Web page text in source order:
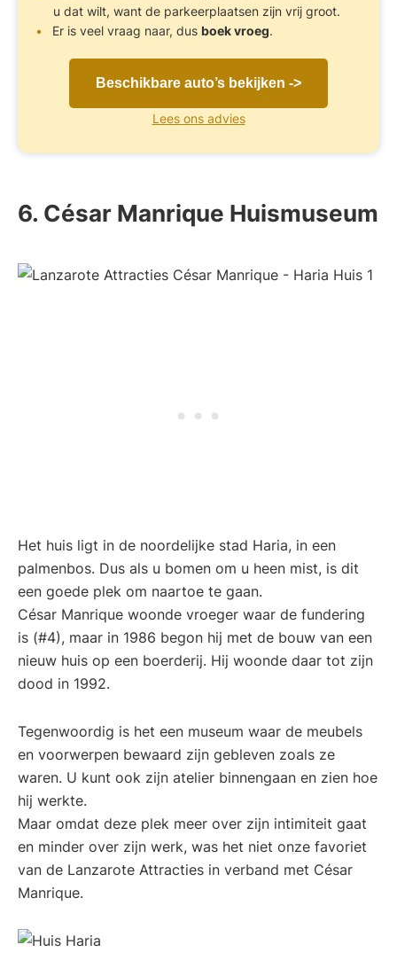
u dat wilt, want de parkeerplaatsen zijn vrij groot.
Er is veel vraag naar, dus boek vroeg.
Beschikbare auto’s bekijken ->
Lees ons advies
6. César Manrique Huismuseum
Het huis ligt in de noordelijke stad Haria, in een
palmenbos. Dus als u bomen om u heen mist, is dit
een goede plek om naartoe te gaan.
César Manrique woonde vroeger waar de fundering
is (#4), maar in 1986 begon hij met de bouw van een
nieuw huis op een boerderij. Hij woonde daar tot zijn
dood in 1992.
Tegenwoordig is het een museum waar de meubels
en voorwerpen bewaard zijn gebleven zoals ze
waren. U kunt ook zijn atelier binnengaan en zien hoe
hij werkte.
Maar omdat deze plek meer over zijn intimiteit gaat
en minder over zijn werk, was het niet onze favoriet
van de Lanzarote Attracties in verband met César
Manrique.